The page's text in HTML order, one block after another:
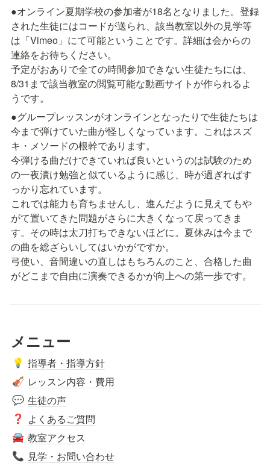
●オンライン夏期学校の参加者が18名となりました。登録
された生徒にはコードが送られ、該当教室以外の見学等
は「Vimeo」にて可能ということです。詳細は会からの
連絡をお待ちください。
予定がおありで全ての時間参加できない生徒たちには、
8/31まで該当教室の閲覧可能な動画サイトが作られるよ
うです。
●グループレッスンがオンラインとなったりで生徒たちは
今まで弾けていた曲が怪しくなっています。これはスズ
キ・メソードの根幹であります。
今弾ける曲だけできていれば良いというのは試験のため
の一夜漬け勉強と似ているように感じ、時が過ぎればす
っかり忘れています。
これでは能力も育ちませんし、進んだように見えてもや
がて置いてきた問題がさらに大きくなって戻ってきま
す。その時は太刀打ちできないほどに。夏休みは今まで
の曲を総ざらいしてはいかがですか。
弓使い、音間違いの直しはもちろんのこと、合格した曲
がどこまで自由に演奏できるかが向上への第一歩です。
メニュー
💡 指導者・指導方針
🎻 レッスン内容・費用
💬 生徒の声
❓ よくあるご質問
🚘 教室アクセス
📞 見学・お問い合わせ